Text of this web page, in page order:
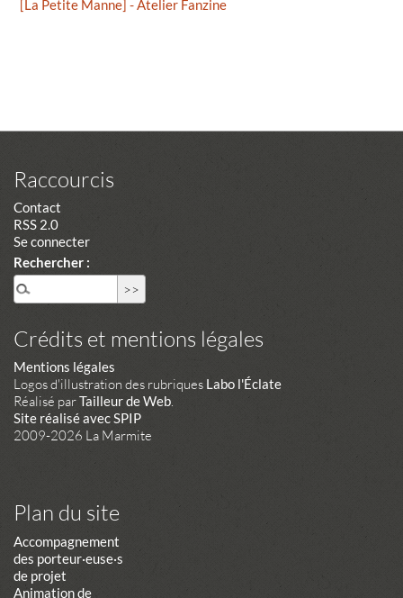
[La Petite Manne] - Atelier Fanzine
Raccourcis
Contact
RSS 2.0
Se connecter
Rechercher :
Crédits et mentions légales
Mentions légales
Logos d'illustration des rubriques Labo l'Éclate
Réalisé parTailleur de Web.
Site réalisé avec SPIP
2009-2026 La Marmite
Plan du site
Accompagnement
des porteur·euse·s
de projet
Animation de